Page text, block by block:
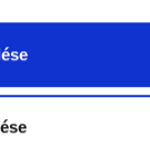
Ilyenkor sem